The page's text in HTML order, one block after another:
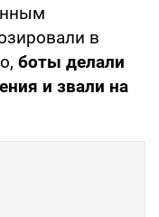
в
боты делали
и звали на